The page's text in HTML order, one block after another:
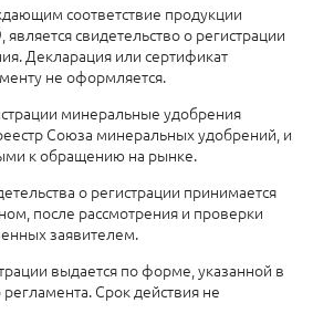
соответствие продукции
свидетельство о регистрации
Декларация или сертификат
не оформляется.
минеральные удобрения
Союза минеральных удобрений, и
к обращению на рынке.
о регистрации принимается
после рассмотрения и проверки
заявителем.
выдается по форме, указанной в
Срок действия не